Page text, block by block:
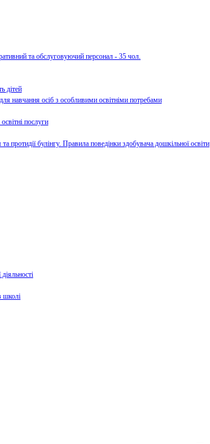
та обслуговуючий персонал - 35 чол.
дітей
навчання осіб з особливими освітніми потребами
послуги
протидії булінгу. Правила поведінки здобувача дошкільної освіти
школі